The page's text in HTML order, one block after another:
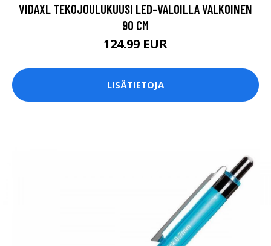
VIDAXL TEKOJOULUKUUSI LED-VALOILLA VALKOINEN
90 CM
124.99 EUR
LISÄTIETOJA